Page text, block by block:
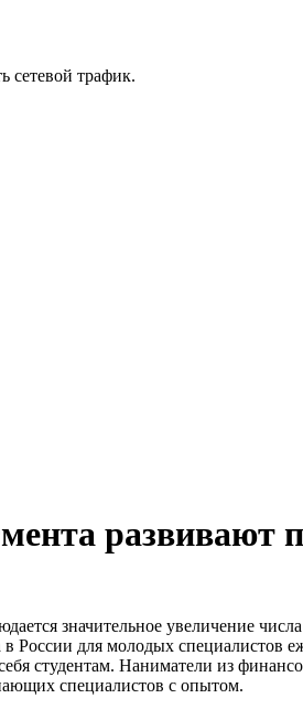
сетевой трафик.
значительное увеличение числа
России для молодых специалистов
студентам. Наниматели из
специалистов с опытом.